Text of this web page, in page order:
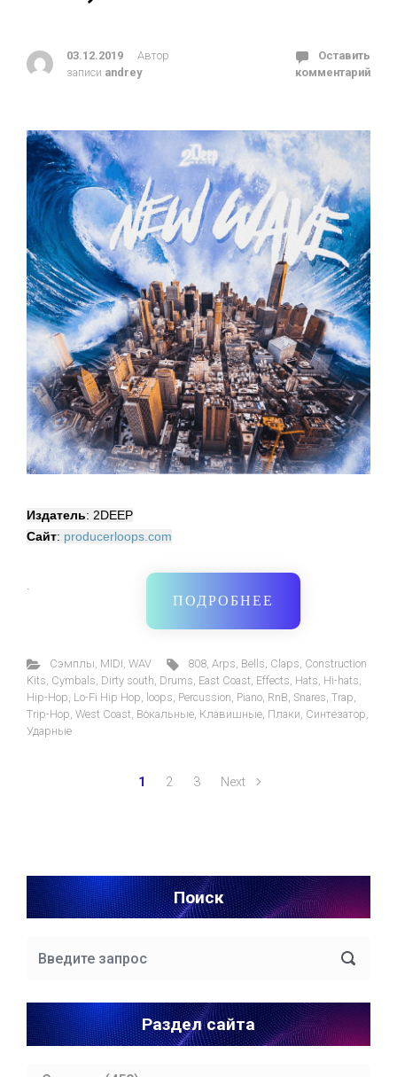
03.12.2019
Автор
записи andrey
Оставить
комментарий
Издатель: 2DEEP
Сайт: producerloops.com
·
ПОДРОБНЕЕ
Cэмплы, MIDI, WAV 808,Arps, Bells, Claps, Construction
Kits, Cymbals, Dirty south, Drums, East Coast, Effects, Hats, Hi-hats,
Hip-Hop, Lo-Fi Hip Hop, loops, Percussion, Piano, RnB, Snares, Trap,
Trip-Hop, West Coast, Вокальные, Клавишные, Плаки, Синтезатор,
Ударные
1 2 3 Next
Поиск
Раздел сайта
Раздел